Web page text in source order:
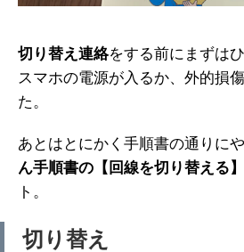
切り替え連絡をする前にまずは
スマホの電源が入るか、外的損
た。
あとはとにかく手順書の通りに
ん手順書の【回線を切り替える】
ト。
切り替え